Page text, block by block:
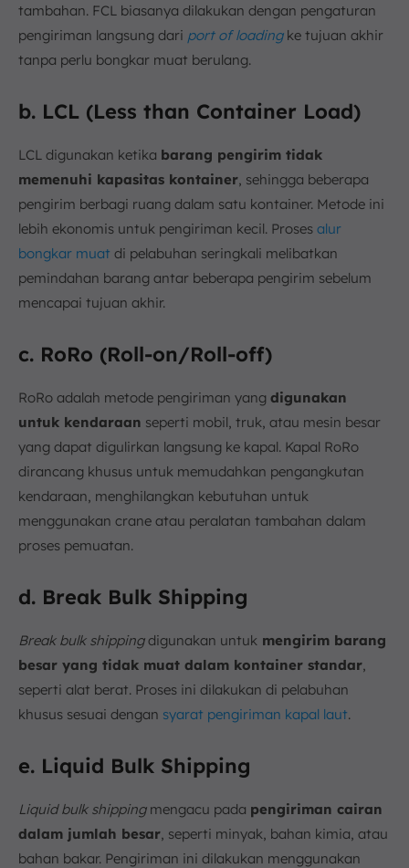
tambahan. FCL biasanya dilakukan dengan pengaturan
pengiriman langsung dari port of loading ke tujuan akhir
tanpa perlu bongkar muat berulang.
b. LCL (Less than Container Load)
LCL digunakan ketika barang pengirim tidak
memenuhi kapasitas kontainer , sehingga beberapa
pengirim berbagi ruang dalam satu kontainer. Metode ini
lebih ekonomis untuk pengiriman kecil. Proses alur
bongkar muat di pelabuhan seringkali melibatkan
pemindahan barang antar beberapa pengirim sebelum
mencapai tujuan akhir.
c. RoRo (Roll-on/Roll-off)
RoRo adalah metode pengiriman yang digunakan
untuk kendaraan seperti mobil, truk, atau mesin besar
yang dapat digulirkan langsung ke kapal. Kapal RoRo
dirancang khusus untuk memudahkan pengangkutan
kendaraan, menghilangkan kebutuhan untuk
menggunakan crane atau peralatan tambahan dalam
proses pemuatan.
d. Break Bulk Shipping
Break bulk shippingdigunakan untuk mengirim barang
besar yang tidak muat dalam kontainer standar
seperti alat berat. Proses ini dilakukan di pelabuhan
khusus sesuai dengan syarat pengiriman kapal laut.
e. Liquid Bulk Shipping
Liquid bulk shippingmengacu pada pengiriman cairan
dalam jumlah besar , seperti minyak, bahan kimia, atau
bahan bakar. Pengiriman ini dilakukan menggunakan